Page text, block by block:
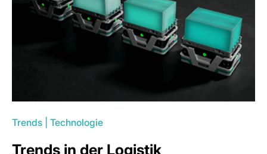
Trends Technologie
Trends in der Logistik